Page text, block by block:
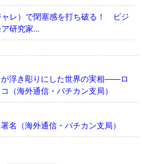
レ）で閉塞感を打ち破る！ ビジ
研究家...
浮き彫りにした世界の実相――ロ
（海外通信・バチカン支局）
名（海外通信・バチカン支局）